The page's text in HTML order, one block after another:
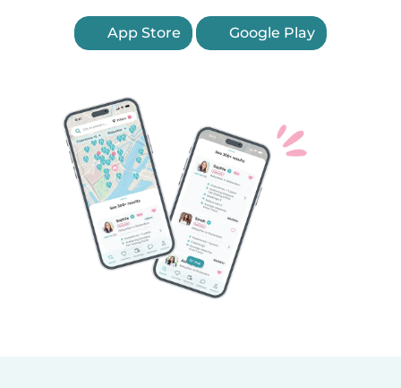
App Store Google Play